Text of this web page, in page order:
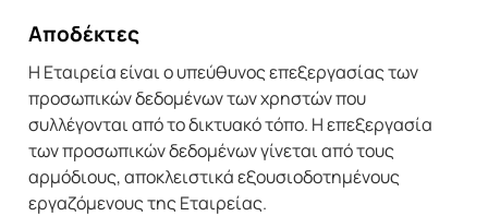
Αποδέκτες
Η Εταιρεία είναι ο υπεύθυνος επεξεργασίας των
προσωπικών δεδομένων των χρηστών που
συλλέγονται από το δικτυακό τόπο. Η επεξεργασία
των προσωπικών δεδομένων γίνεται από τους
αρμόδιους, αποκλειστικά εξουσιοδοτημένους
εργαζόμενους της Εταιρείας.